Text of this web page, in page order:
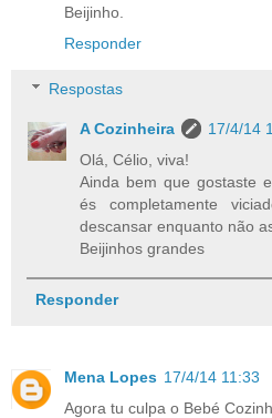
Beijinho.
Responder
Respostas
A Cozinheira
17/4/14
Olá, Célio, viva!
Ainda bem que gostaste
és completamente
descansar enquanto não
Beijinhos grandes
Responder
Mena Lopes 17/4/14 11:33
Agora tu culpa o Bebé